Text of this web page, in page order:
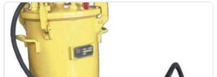
бюро ВЗСтО по заказу специализированной подрядной
организации по строительству и эксплуатации линий
коммуникаций предприятий оборонного комплекса. Оснащается
компактными специализированными дозирующими
шестерёнными насосами собственного производства,
профессиональным распылителем ппу модели Дуга РП1.
Работает с минимальным потреблением сжатого воздуха
(компрессор 220В). Производительность по сырью: 2л/мин. Вес